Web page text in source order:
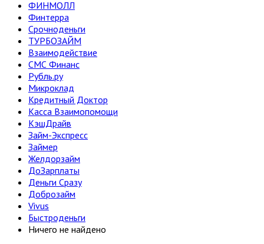
ФИНМОЛЛ
Финтерра
Срочноденьги
ТУРБОЗАЙМ
Взаимодействие
СМС Финанс
Рубль.ру
Микроклад
Кредитный Доктор
Касса Взаимопомощи
КэшДрайв
Займ-Экспресс
Займер
Желдорзайм
ДоЗарплаты
Деньги Сразу
Доброзайм
Vivus
Быстроденьги
Ничего не найдено